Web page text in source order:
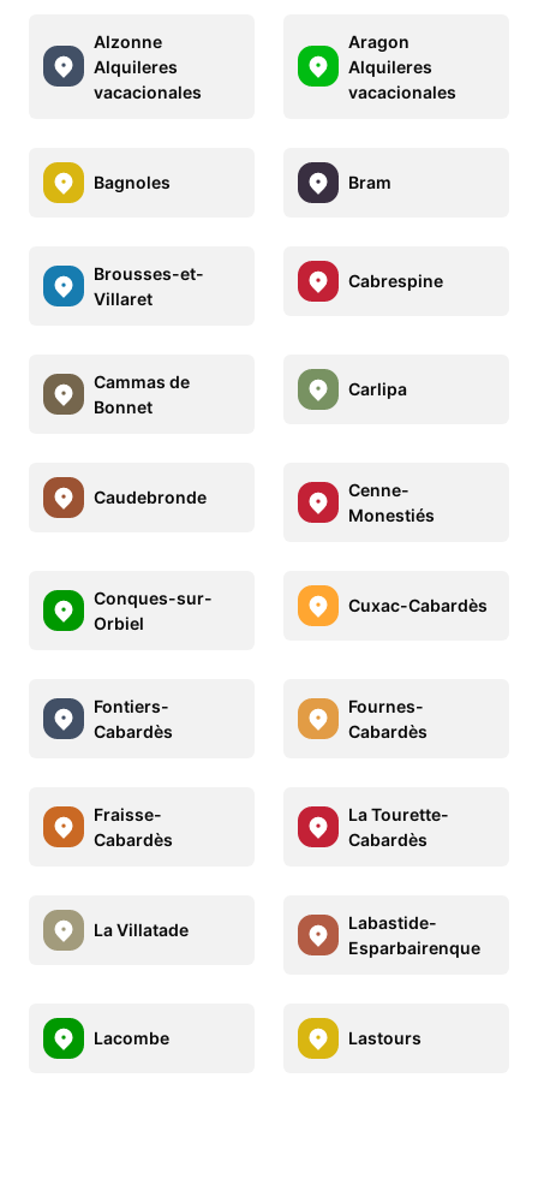
Alzonne
Alquileres
vacacionales
Aragon
Alquileres
vacacionales
Bagnoles Bram
Brousses-et-
Villaret
Cabrespine
Cammas de
Bonnet
Carlipa
Caudebronde
Cenne-
Monestiés
Conques-sur-
Orbiel
Cuxac-Cabardès
Fontiers-
Cabardès
Fournes-
Cabardès
Fraisse-
Cabardès
La Tourette-
Cabardès
La Villatade
Labastide-
Esparbairenque
Lacombe Lastours